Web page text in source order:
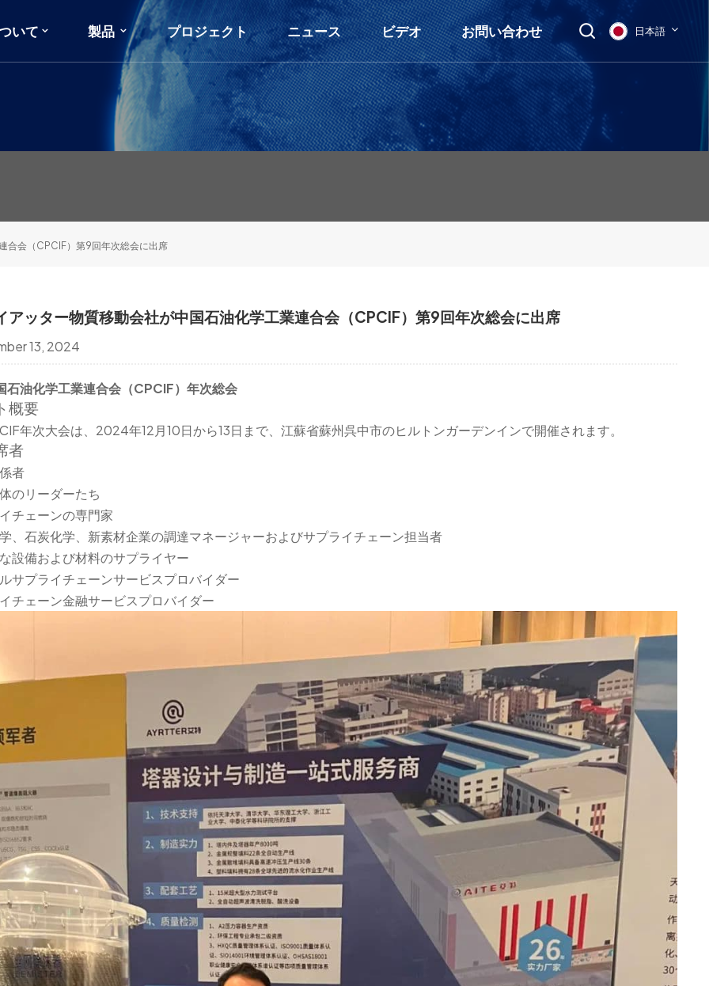
いて 製品 プロジェクト ニュース ビデオ お問い合わせ 日本語
English
français
中文
合会（CPCIF）第9回年次総会に出席
アッター物質移動会社が中国石油化学工業連合会（CPCIF）第9回年次総会に出席
13, 2024
石油化学工業連合会（CPCIF）年次総会
概要
年次大会は、2024年12月10日から13日まで、江蘇省蘇州呉中市のヒルトンガーデンインで開催されます。
者
者
のリーダーたち
チェーンの専門家
、石炭化学、新素材企業の調達マネージャーおよびサプライチェーン担当者
設備および材料のサプライヤー
サプライチェーンサービスプロバイダー
チェーン金融サービスプロバイダー